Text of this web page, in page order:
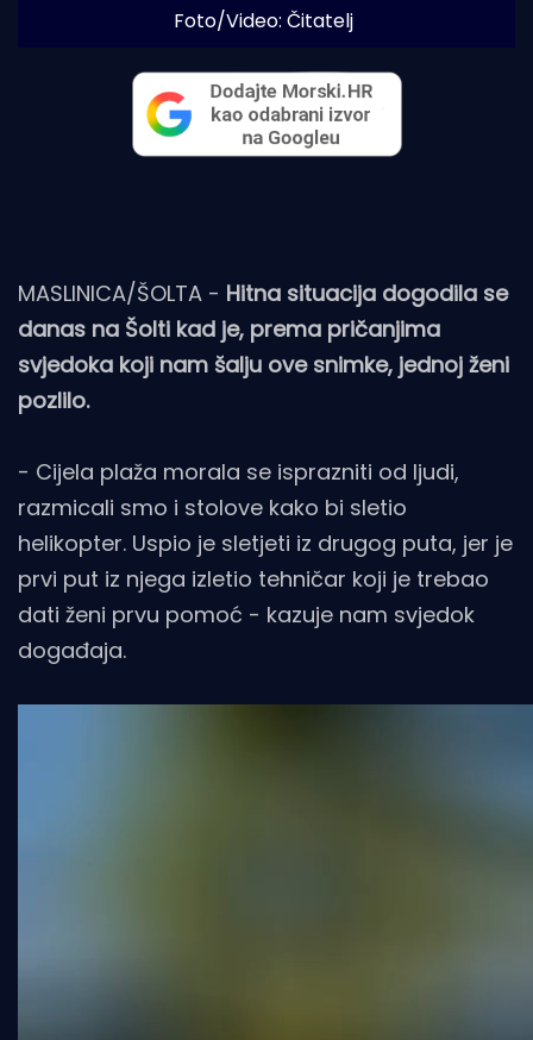
Foto/Video: Čitatelj
MASLINICA/ŠOLTA - Hitna situacija dogodila se
danas na Šolti kad je, prema pričanjima
svjedoka koji nam šalju ove snimke, jednoj ženi
pozlilo.
- Cijela plaža morala se isprazniti od ljudi,
razmicali smo i stolove kako bi sletio
helikopter. Uspio je sletjeti iz drugog puta, jer je
prvi put iz njega izletio tehničar koji je trebao
dati ženi prvu pomoć - kazuje nam svjedok
događaja.